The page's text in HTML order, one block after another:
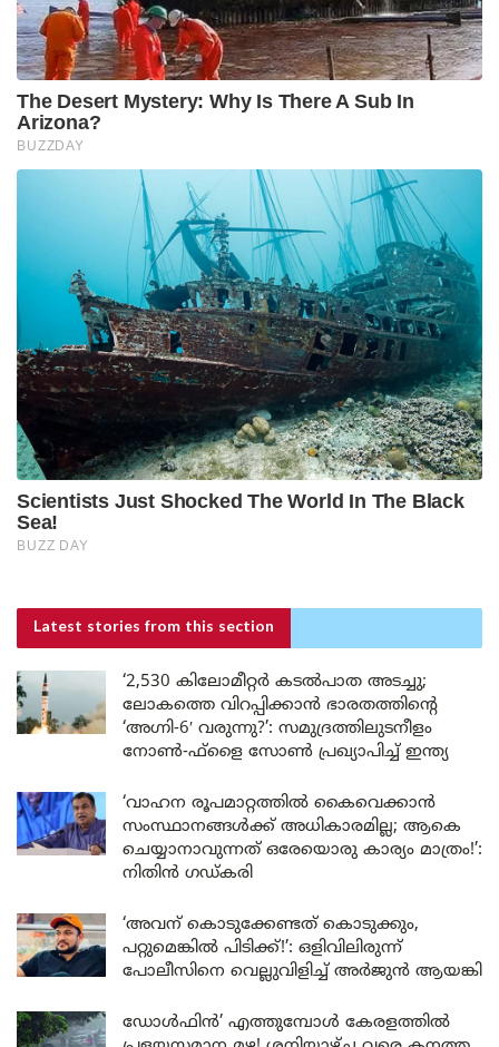
Latest stories from this section
‘2,530 കിലോമീറ്റർ കടൽപാത അടച്ചു;
ലോകത്തെ വിറപ്പിക്കാൻ ഭാരതത്തിന്റെ
‘അഗ്നി-6′ വരുന്നു?’: സമുദ്രത്തിലുടനീളം
നോൺ-ഫ്ളൈ സോൺ പ്രഖ്യാപിച്ച് ഇന്ത്യ
‘വാഹന രൂപമാറ്റത്തിൽ കൈവെക്കാൻ
സംസ്ഥാനങ്ങൾക്ക് അധികാരമില്ല; ആകെ
ചെയ്യാനാവുന്നത് ഒരേയൊരു കാര്യം മാത്രം!’:
നിതിൻ ഗഡ്കരി
‘അവന് കൊടുക്കേണ്ടത് കൊടുക്കും,
പറ്റുമെങ്കിൽ പിടിക്ക്!’: ഒളിവിലിരുന്ന്
പോലീസിനെ വെല്ലുവിളിച്ച് അർജുൻ ആയങ്കി
ഡോൾഫിൻ’ എത്തുമ്പോൾ കേരളത്തിൽ